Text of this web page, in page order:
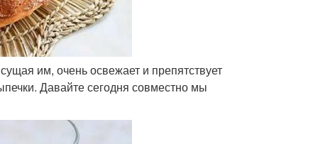
им, очень освежает и препятствует
Давайте сегодня совместно мы